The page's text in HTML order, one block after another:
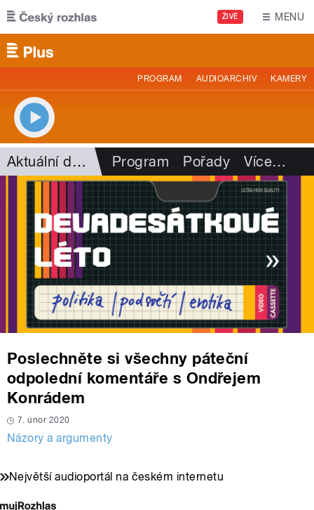
Přejít k hlavnímu obsahu
ŽIVĚ MENU
PROGRAM AUDIOARCHIV KAMERY
Aktuální dění Program Pořady Více…
Poslechněte si všechny páteční
odpolední komentáře s Ondřejem
Konrádem
7. únor 2020
Názory a argumenty
Největší audioportál na českém internetu